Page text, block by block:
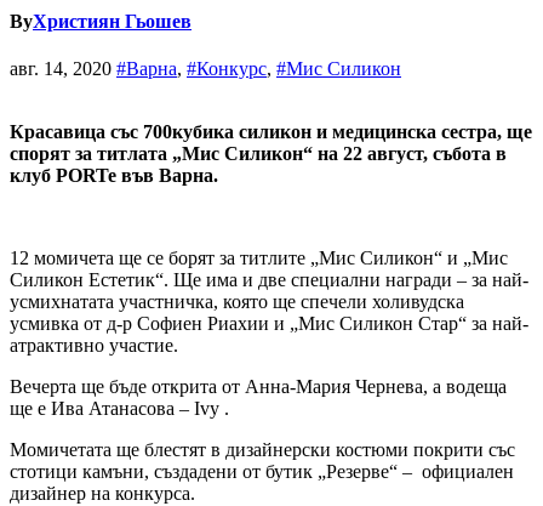
ByХристиян Гьошев
авг. 14, 2020 #Варна, #Конкурс, #Мис Силикон
Красавица със 700кубика силикон и медицинска сестра, ще
спорят за титлата „Мис Силикон“ на 22 август, събота в
клуб PORTe във Варна.
12 момичета ще се борят за титлите „Мис Силикон“ и „Мис
Силикон Естетик“. Ще има и две специални награди – за най-
усмихнатата участничка, която ще спечели холивудска
усмивка от д-р Софиен Риахии и „Мис Силикон Стар“ за най-
атрактивно участие.
Вечерта ще бъде открита от Анна-Мария Чернева, а водеща
ще е Ива Атанасова – Ivy .
Момичетата ще блестят в дизайнерски костюми покрити със
стотици камъни, създадени от бутик „Резерве“ – официален
дизайнер на конкурса.